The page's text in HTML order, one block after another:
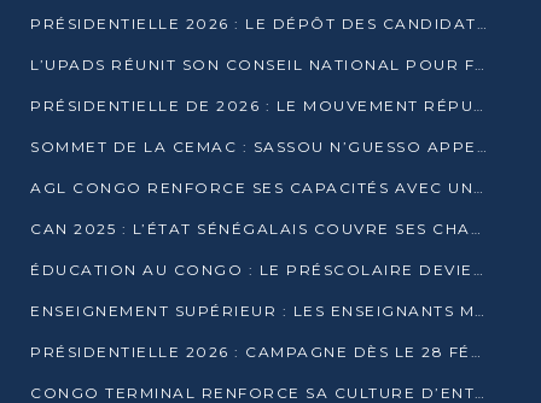
PRÉSIDENTIELLE 2026 : LE DÉPÔT DES CANDIDATURES OUVERT DU 29 JANVIER AU 12 FÉVRIER
L’UPADS RÉUNIT SON CONSEIL NATIONAL POUR FIXER SA LIGNE POLITIQUE À DEUX MOIS DE LA PRÉSIDENTIELLE
PRÉSIDENTIELLE DE 2026 : LE MOUVEMENT RÉPUBLICAIN DÉNONCE UNE CONVOCATION ÉLECTORALE « OPAQUE ET PRÉCIPITÉE »
SOMMET DE LA CEMAC : SASSOU N’GUESSO APPELLE À LA VIGILANCE FACE AUX RISQUES ÉCONOMIQUES
AGL CONGO RENFORCE SES CAPACITÉS AVEC UNE GRUE DE 250 TONNES
CAN 2025 : L’ÉTAT SÉNÉGALAIS COUVRE SES CHAMPIONS D’AFRIQUE DE RÉCOMPENSES EXCEPTIONNELLES
ÉDUCATION AU CONGO : LE PRÉSCOLAIRE DEVIENT OBLIGATOIRE, LE BTS CONSACRÉ DIPLÔME D’ÉTAT
ENSEIGNEMENT SUPÉRIEUR : LES ENSEIGNANTS MAINTIENNENT LA GRÈVE ET EXIGENT UN ACCORD ÉCRIT AVEC L’ÉTAT
PRÉSIDENTIELLE 2026 : CAMPAGNE DÈS LE 28 FÉVRIER, SCRUTIN LES 12 ET 15 MARS
CONGO TERMINAL RENFORCE SA CULTURE D’ENTREPRISE AVEC LE PROGRAMME « WIN TOGETHER »